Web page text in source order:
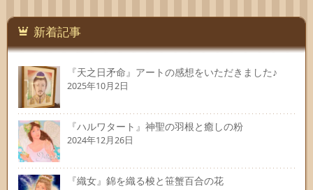
新着記事
『天之日矛命』アートの感想をいただきました♪
2025年10月2日
『ハルワタート』神聖の羽根と癒しの粉
2024年12月26日
『織女』錦を織る梭と笹蟹百合の花